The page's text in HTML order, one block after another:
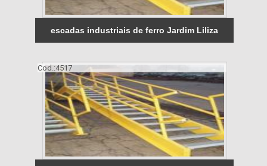
escadas industriais de ferro Jardim Liliza
Cod.:4517